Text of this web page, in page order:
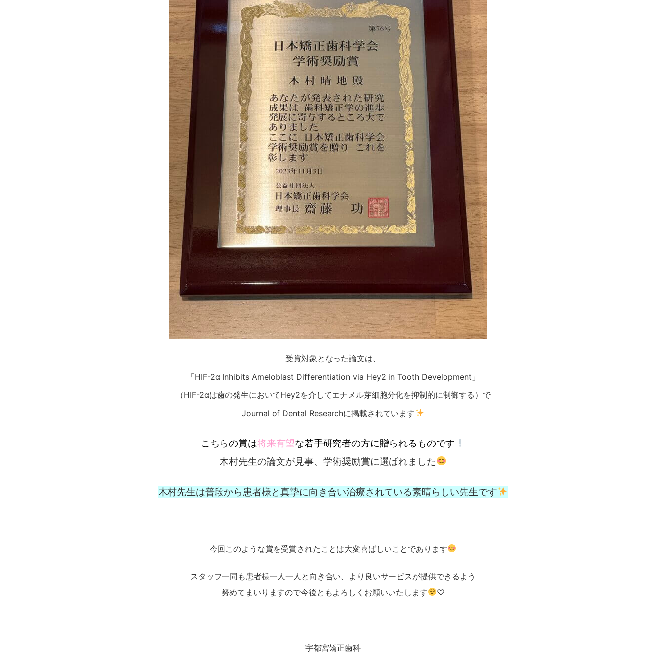
受賞対象となった論文は、
「HIF-2α Inhibits Ameloblast Differentiation via Hey2 in Tooth Development」
（HIF-2αは歯の発生においてHey2を介してエナメル芽細胞分化を抑制的に制御する）で
Journal of Dental Researchに掲載されています
こちらの賞は将来有望な若手研究者の方に贈られるものです
木村先生の論文が見事、学術奨励賞に選ばれました
木村先生は普段から患者様と真摯に向き合い治療されている素晴らしい先生です
今回このような賞を受賞されたことは大変喜ばしいことであります
スタッフ一同も患者様一人一人と向き合い、より良いサービスが提供できるよう
努めてまいりますので今後ともよろしくお願いいたします
♡
宇都宮矯正歯科